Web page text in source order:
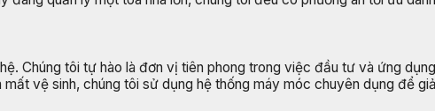
Chúng tôi tự hào là đơn vị tiên phong trong việc đầu tư và ứng
vệ sinh, chúng tôi sử dụng hệ thống máy móc chuyên dụng để